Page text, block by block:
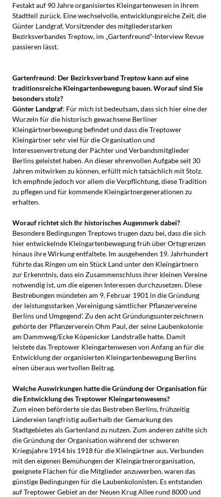
Festakt auf 90 Jahre organisiertes Kleingartenwesen in ihrem
Stadtteil zurück. Eine wechselvolle, entwicklungsreiche Zeit, die
Günter Landgraf, Vorsitzender des mitgliederstarken
Bezirksverbandes Treptow, im „Gartenfreund“-Interview Revue
passieren lässt.
Gartenfreund: Der Bezirksverband Treptow kann auf eine
traditionsreiche Kleingartenbewegung bauen. Worauf sind Sie
besonders stolz?
Günter Landgraf: Für mich ist bedeutsam, dass sich hier eine der
Wurzeln für die historisch gewachsene Berliner
Kleingärtnerbewegung befindet und dass die Treptower
Kleingärtner sehr viel für die Organisation und
Interessenvertretung der Pächter und Verbandsmitglieder
Berlins geleistet haben. An dieser ehrenvollen Aufgabe seit 30
Jahren mitwirken zu können, erfüllt mich tatsächlich mit Stolz.
Ich empfinde jedoch vor allem die Verpflichtung, diese Tradition
zu pflegen und für kommende Kleingärtnergenerationen zu
erhalten.
Worauf richtet sich Ihr historisches Augenmerk dabei?
Besondere Bedingungen Treptows trugen dazu bei, dass die sich
hier entwickelnde Kleingartenbewegung früh über Ortsgrenzen
hinaus ihre Wirkung entfaltete. Im ausgehenden 19. Jahrhundert
führte das Ringen um ein Stück Land unter den Kleingärtnern
zur Erkenntnis, dass ein Zusammenschluss ihrer kleinen Vereine
notwendig ist, um die eigenen Interessen durchzusetzen. Diese
Bestrebungen mündeten am 9. Februar 1901 in die Gründung
der leistungsstarken ‚Vereinigung sämtlicher Pflanzervereine
Berlins und Umgegend’. Zu den acht Gründungsunterzeichnern
gehörte der Pflanzerverein Ohm Paul, der seine Laubenkolonie
am Dammweg/Ecke Köpenicker Landstraße hatte. Damit
leistete das Treptower Kleingartenwesen von Anfang an für die
Entwicklung der organisierten Kleingartenbewegung Berlins
einen überaus wertvollen Beitrag.
Welche Auswirkungen hatte die Gründung der Organisation für
die Entwicklung des Treptower Kleingartenwesens?
Zum einen beförderte sie das Bestreben Berlins, frühzeitig
Ländereien langfristig außerhalb der Gemarkung des
Stadtgebietes als Gartenland zu nutzen. Zum anderen zahlte sich
die Gründung der Organisation während der schweren
Kriegsjahre 1914 bis 1918 für die Kleingärtner aus. Verbunden
mit den eigenen Bemühungen der Kleingärtnerorganisation,
geeignete Flächen für die Mitglieder anzuwerben, waren das
günstige Bedingungen für die Laubenkolonisten. Es entstanden
auf Treptower Gebiet an der Neuen Krug Allee rund 8000 und